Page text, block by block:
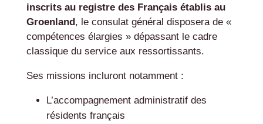
inscrits au registre des Français établis au
Groenland , le consulat général disposera de «
compétences élargies » dépassant le cadre
classique du service aux ressortissants.
Ses missions incluront notamment :
L’accompagnement administratif des
résidents français